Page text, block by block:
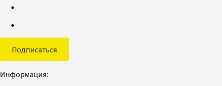
Подписаться
Информация: